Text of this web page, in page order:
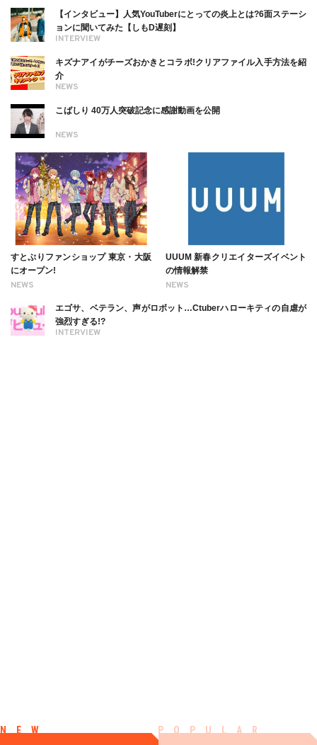
INTERVIEW
【インタビュー】人気YouTuberにとっての炎上とは?6面ステーシ
ョンに聞いてみた【しもD遅刻】
NEWS
キズナアイがチーズおかきとコラボ!クリアファイル入手方法を紹
介
NEWS
こばしり 40万人突破記念に感謝動画を公開
NEWS
すとぷりファンショップ 東京・大阪
にオープン!
NEWS
UUUM 新春クリエイターズイベント
の情報解禁
INTERVIEW
エゴサ、ベテラン、声がロボット…Ctuberハローキティの自虐が
強烈すぎる!?